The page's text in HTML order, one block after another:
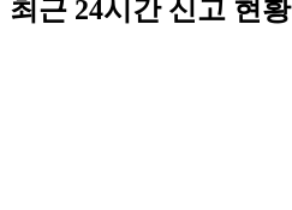
최근 24시간 신고 현황